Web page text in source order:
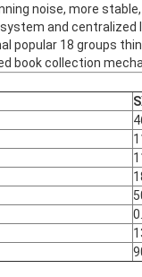
noise, more
and
popular 18 groups
book collection